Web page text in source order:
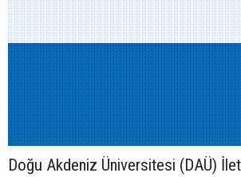
Doğu Akdeniz Üniversitesi (DAÜ)